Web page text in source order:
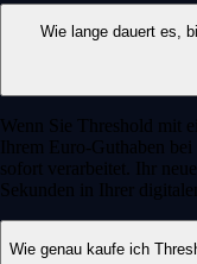
Wie lange dauert es,
Wenn Sie Threshold mit
Ihrem Euro-Guthaben
sofort verarbeitet. Ihr
Sekunden in Ihrer
Wie genau kaufe ich